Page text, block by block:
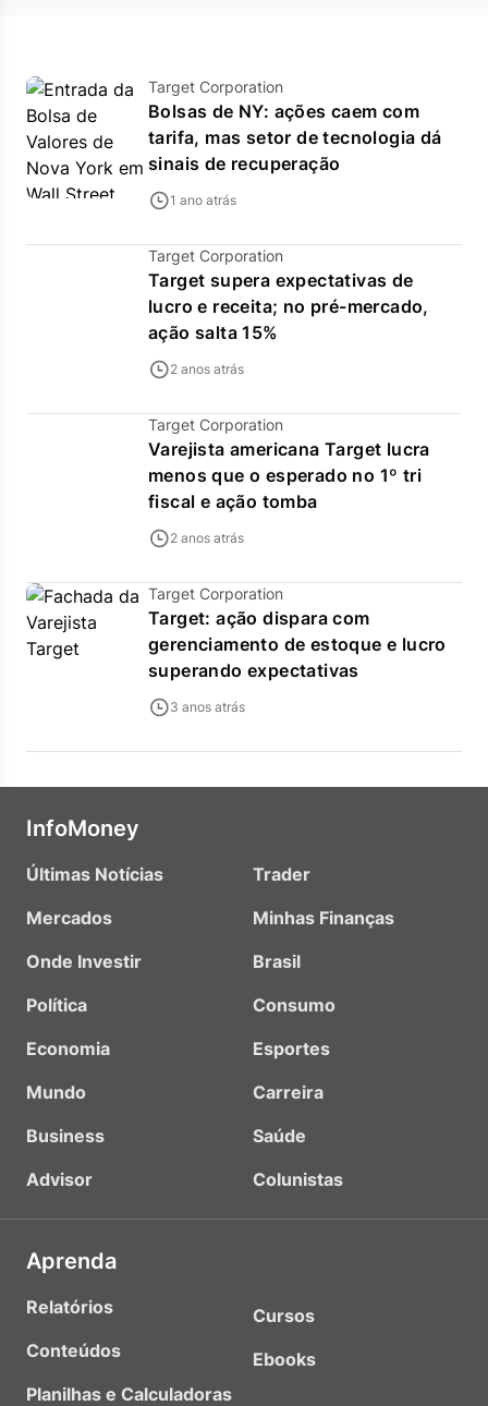
Target Corporation
Bolsas de NY: ações caem com
tarifa, mas setor de tecnologia dá
sinais de recuperação
1 ano atrás
Target Corporation
Target supera expectativas de
lucro e receita; no pré-mercado,
ação salta 15%
2 anos atrás
Target Corporation
Varejista americana Target lucra
menos que o esperado no 1º tri
fiscal e ação tomba
2 anos atrás
Target Corporation
Target: ação dispara com
gerenciamento de estoque e lucro
superando expectativas
3 anos atrás
InfoMoney
Últimas Notícias
Mercados
Onde Investir
Política
Economia
Mundo
Business
Advisor
Trader
Minhas Finanças
Brasil
Consumo
Esportes
Carreira
Saúde
Colunistas
Aprenda
Relatórios
Conteúdos
Planilhas e Calculadoras
Cursos
Ebooks